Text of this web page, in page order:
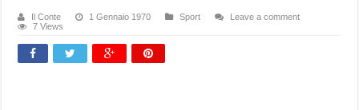
Il Conte 1 Gennaio 1970 Sport
Leave a comment
7 Views